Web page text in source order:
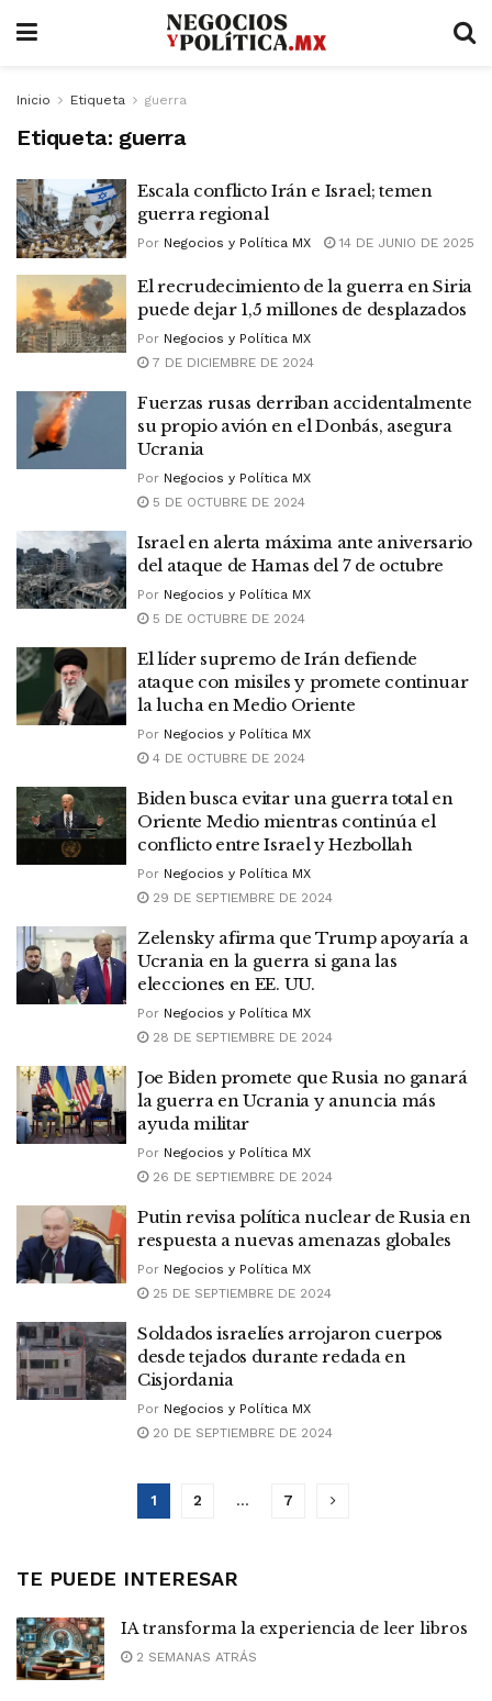
Inicio Etiqueta guerra
Etiqueta: guerra
Escala conflicto Irán e Israel; temen
guerra regional
Por Negocios y Política MX 14 DE JUNIO DE 2025
El recrudecimiento de la guerra en Siria
puede dejar 1,5 millones de desplazados
Por Negocios y Política MX
7 DE DICIEMBRE DE 2024
Fuerzas rusas derriban accidentalmente
su propio avión en el Donbás, asegura
Ucrania
Por Negocios y Política MX
5 DE OCTUBRE DE 2024
Israel en alerta máxima ante aniversario
del ataque de Hamas del 7 de octubre
Por Negocios y Política MX
5 DE OCTUBRE DE 2024
El líder supremo de Irán defiende
ataque con misiles y promete continuar
la lucha en Medio Oriente
Por Negocios y Política MX
4 DE OCTUBRE DE 2024
Biden busca evitar una guerra total en
Oriente Medio mientras continúa el
conflicto entre Israel y Hezbollah
Por Negocios y Política MX
29 DE SEPTIEMBRE DE 2024
Zelensky afirma que Trump apoyaría a
Ucrania en la guerra si gana las
elecciones en EE. UU.
Por Negocios y Política MX
28 DE SEPTIEMBRE DE 2024
Joe Biden promete que Rusia no ganará
la guerra en Ucrania y anuncia más
ayuda militar
Por Negocios y Política MX
26 DE SEPTIEMBRE DE 2024
Putin revisa política nuclear de Rusia en
respuesta a nuevas amenazas globales
Por Negocios y Política MX
25 DE SEPTIEMBRE DE 2024
Soldados israelíes arrojaron cuerpos
desde tejados durante redada en
Cisjordania
Por Negocios y Política MX
20 DE SEPTIEMBRE DE 2024
1 2 … 7
TE PUEDE INTERESAR
IA transforma la experiencia de leer libros
2 SEMANAS ATRÁS